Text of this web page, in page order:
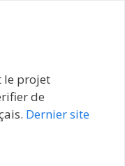
le projet
de
Dernier site